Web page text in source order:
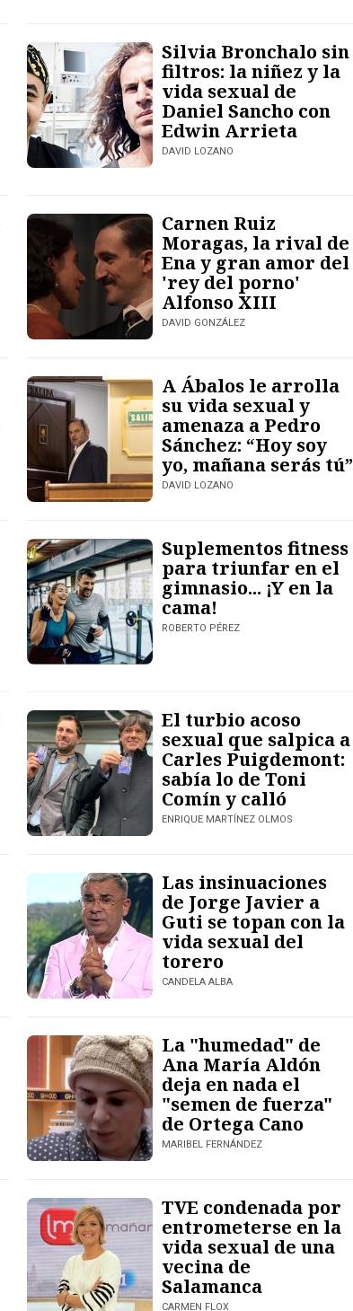
Silvia Bronchalo sin
filtros: la niñez y la
vida sexual de
Daniel Sancho con
Edwin Arrieta
DAVID LOZANO
Carnen Ruiz
Moragas, la rival de
Ena y gran amor del
'rey del porno'
Alfonso XIII
DAVID GONZÁLEZ
A Ábalos le arrolla
su vida sexual y
amenaza a Pedro
Sánchez: “Hoy soy
yo, mañana serás tú”
DAVID LOZANO
Suplementos fitness
para triunfar en el
gimnasio... ¡Y en la
cama!
ROBERTO PÉREZ
El turbio acoso
sexual que salpica a
Carles Puigdemont:
sabía lo de Toni
Comín y calló
ENRIQUE MARTÍNEZ OLMOS
Las insinuaciones
de Jorge Javier a
Guti se topan con la
vida sexual del
torero
CANDELA ALBA
La "humedad" de
Ana María Aldón
deja en nada el
"semen de fuerza"
de Ortega Cano
MARIBEL FERNÁNDEZ
TVE condenada por
entrometerse en la
vida sexual de una
vecina de
Salamanca
CARMEN FLOX